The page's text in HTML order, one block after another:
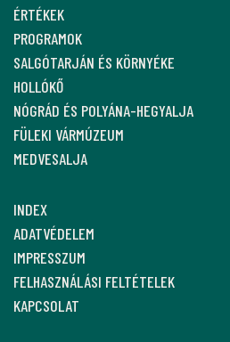
ÉRTÉKEK
PROGRAMOK
SALGÓTARJÁN ÉS KÖRNYÉKE
HOLLÓKŐ
NÓGRÁD ÉS POLYÁNA-HEGYALJA
FÜLEKI VÁRMÚZEUM
MEDVESALJA
INDEX
ADATVÉDELEM
IMPRESSZUM
FELHASZNÁLÁSI FELTÉTELEK
KAPCSOLAT